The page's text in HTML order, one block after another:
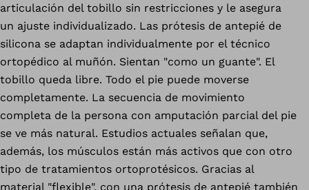
articulación del tobillo sin restricciones y le asegura
un ajuste individualizado. Las prótesis de antepié de
silicona se adaptan individualmente por el técnico
ortopédico al muñón. Sientan "como un guante". El
tobillo queda libre. Todo el pie puede moverse
completamente. La secuencia de movimiento
completa de la persona con amputación parcial del pie
se ve más natural. Estudios actuales señalan que,
además, los músculos están más activos que con otro
tipo de tratamientos ortoprotésicos. Gracias al
material "flexible", con una prótesis de antepié también